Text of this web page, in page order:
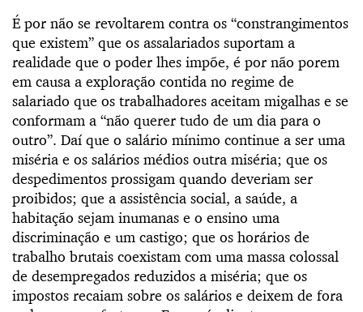
É por não se revoltarem contra os “constrangimentos
que existem” que os assalariados suportam a
realidade que o poder lhes impõe, é por não porem
em causa a exploração contida no regime de
salariado que os trabalhadores aceitam migalhas e se
conformam a “não querer tudo de um dia para o
outro”. Daí que o salário mínimo continue a ser uma
miséria e os salários médios outra miséria; que os
despedimentos prossigam quando deveriam ser
proibidos; que a assistência social, a saúde, a
habitação sejam inumanas e o ensino uma
discriminação e um castigo; que os horários de
trabalho brutais coexistam com uma massa colossal
de desempregados reduzidos a miséria; que os
impostos recaiam sobre os salários e deixem de fora